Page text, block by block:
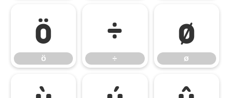
ö
ö
÷
÷
ø
ø